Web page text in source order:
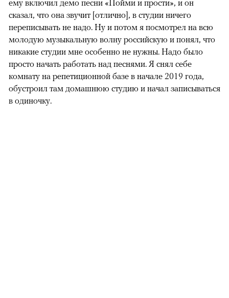
ему включил демо песни «Пойми и прости», и он
сказал, что она звучит [отлично], в студии ничего
переписывать не надо. Ну и потом я посмотрел на всю
молодую музыкальную волну российскую и понял, что
никакие студии мне особенно не нужны. Надо было
просто начать работать над песнями. Я снял себе
комнату на репетиционной базе в начале 2019 года,
обустроил там домашнюю студию и начал записываться
в одиночку.